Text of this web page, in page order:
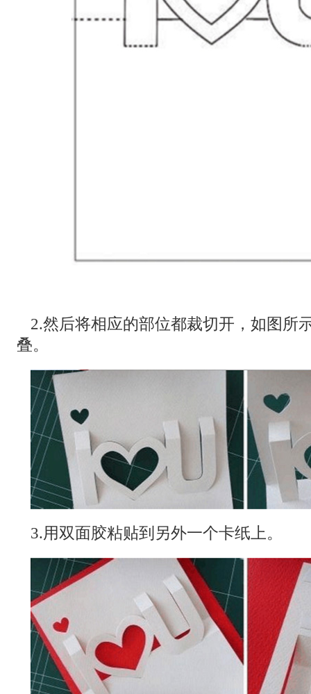
2.然后将相应的部位都裁切开，如图所
叠。
3.用双面胶粘贴到另外一个卡纸上。